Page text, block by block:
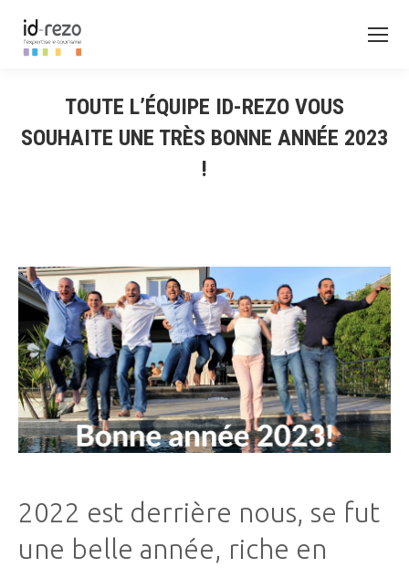
TOUTE L’ÉQUIPE ID-REZO VOUS
SOUHAITE UNE TRÈS BONNE ANNÉE 2023
!
2022 est derrière nous, se fut
une belle année, riche en